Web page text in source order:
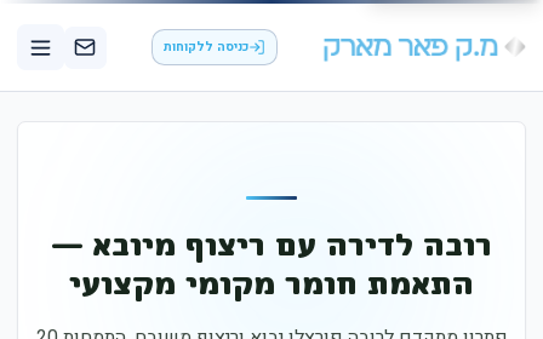
כניסה ללקוחות
רובה לדירה עם ריצוף מיובא —
התאמת חומר מקומי מקצועי